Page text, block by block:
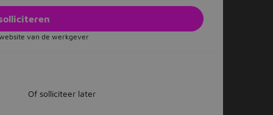
van de werkgever
Of solliciteer later